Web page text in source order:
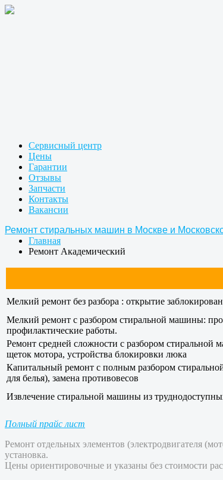
Сервисный центр
Цены
Гарантии
Отзывы
Запчасти
Контакты
Вакансии
Ремонт стиральных машин в Москве и
Главная
Ремонт Академический
Мелкий ремонт без разбора : открытие
Мелкий ремонт с разбором стиральной машины:
профилактические работы.
Ремонт средней сложности с разбором стиральной
щеток мотора, устройства блокировки люка
Капитальный ремонт с полным разбором
для белья), замена противовесов
Извлечение стиральной машины из
Полный прайс лист
Ремонт отдельных элементов (электродвигателя
установка.
Цены ориентировочные и указаны без стоимости